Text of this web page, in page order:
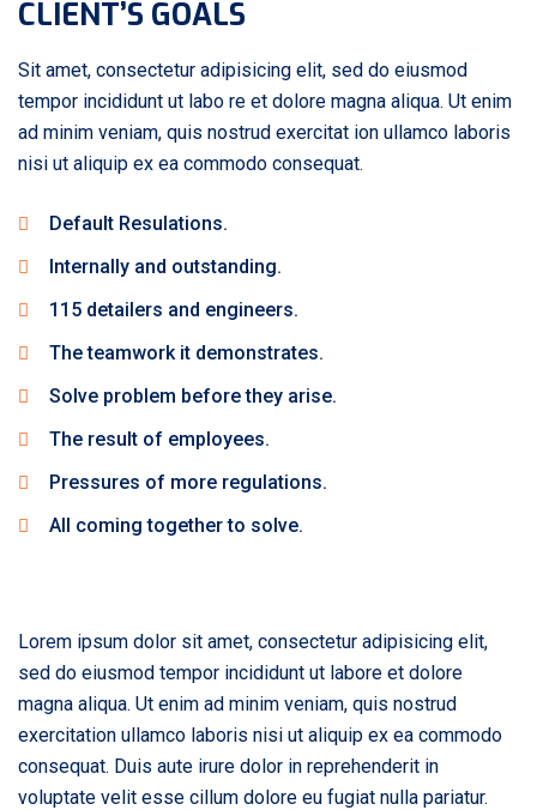
CLIENT’S GOALS
Sit amet, consectetur adipisicing elit, sed do eiusmod
tempor incididunt ut labo re et dolore magna aliqua. Ut enim
ad minim veniam, quis nostrud exercitat ion ullamco laboris
nisi ut aliquip ex ea commodo consequat.
Default Resulations.
Internally and outstanding.
115 detailers and engineers.
The teamwork it demonstrates.
Solve problem before they arise.
The result of employees.
Pressures of more regulations.
All coming together to solve.
Lorem ipsum dolor sit amet, consectetur adipisicing elit,
sed do eiusmod tempor incididunt ut labore et dolore
magna aliqua. Ut enim ad minim veniam, quis nostrud
exercitation ullamco laboris nisi ut aliquip ex ea commodo
consequat. Duis aute irure dolor in reprehenderit in
voluptate velit esse cillum dolore eu fugiat nulla pariatur.